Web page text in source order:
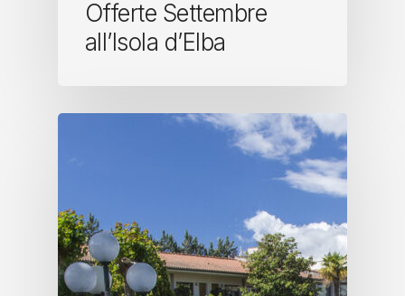
Offerte Settembre
all’Isola d’Elba